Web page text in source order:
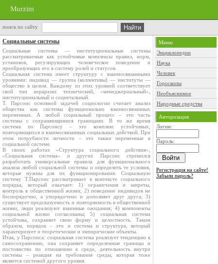
Murzim
поиск по сайту
Социальные системы
Социальные системы — институциональные системы
рассматриваемые как устойчивые комплексы правил, норм,
установок, регулирующих человеческое поведение и
преобразующих его в систему ролей и статусов.
Социальная система имеет структуру с взаимосвязанными
уровнями: индивид — группа (коллективы) — институты —
общество в целом. Каждому из этих уровней соответствует
свой тип иерархии: технический, «менеджериальный»,
институциональный и социетальный.
Т. Парсонс основной задачей социологии считает анализ
общества как системы функционально взаимосвязанных
переменных. А любой социальный процесс – это часть
системы с сохраняющимися границами. В то же время
система по Парсонсу – это комплекс устойчивых,
повторяющихся и взаимосвязанных социальных действий. При
этом потрубности личности – это также переменные в
социальной системе.
В своих работах «Структура социального действия»,
«Социальная система» и других Парсонс стремился
разработать универсальные правила для функционального
анализа любой социальной системы и определить те условия,
которые нужны для их функционирования. Социальную
систему Т.Парсонс рассматривает в контексте социального
порядка, который означает: 1) ограничения и запреты,
контроль в общественной жизни; 2) поведение индивидов не
беспорядочно, а упорядочено и дополняет друг друга; 3)
существует предсказуемость и повторяемость в общественной
жизни, люди реализуют взаимные ожидания; 4) компоненты
социальной жизни согласованы; 5) социальная система
устойчива, сохраняет свою форму и целостность. Таким
образом, порядок – это и система и структура, который
характеризует и теоретические и эмпирические объекты.
Итак, у Парсонса: социальная система реализует тенденцию к
самосохранению, она сохраняет определенные границы и
постоянство по отношению к среде, деятельность внутри
системы – реакция на требования среды, которая тоже
является системой другого уровня.
Меню
Энциклопедии
Наука
Человек
Гороскопы
Необъяснимое
Народные средства
Авторизация
Логин:
Пароль:
Регистрация на сайте!
Забыли пароль?